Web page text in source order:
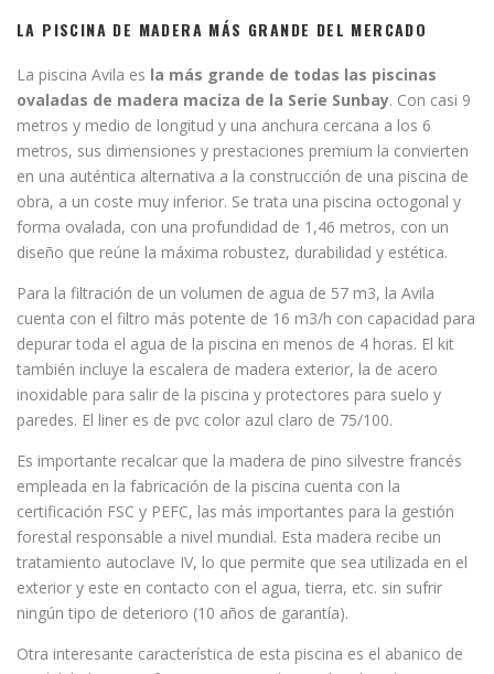
LA PISCINA DE MADERA MÁS GRANDE DEL MERCADO
La piscina Avila es la más grande de todas las piscinas
ovaladas de madera maciza de la Serie Sunbay. Con casi 9
metros y medio de longitud y una anchura cercana a los 6
metros, sus dimensiones y prestaciones premium la convierten
en una auténtica alternativa a la construcción de una piscina de
obra, a un coste muy inferior. Se trata una piscina octogonal y
forma ovalada, con una profundidad de 1,46 metros, con un
diseño que reúne la máxima robustez, durabilidad y estética.
Para la filtración de un volumen de agua de 57 m3, la Avila
cuenta con el filtro más potente de 16 m3/h con capacidad para
depurar toda el agua de la piscina en menos de 4 horas. El kit
también incluye la escalera de madera exterior, la de acero
inoxidable para salir de la piscina y protectores para suelo y
paredes. El liner es de pvc color azul claro de 75/100.
Es importante recalcar que la madera de pino silvestre francés
empleada en la fabricación de la piscina cuenta con la
certificación FSC y PEFC, las más importantes para la gestión
forestal responsable a nivel mundial. Esta madera recibe un
tratamiento autoclave IV, lo que permite que sea utilizada en el
exterior y este en contacto con el agua, tierra, etc. sin sufrir
ningún tipo de deterioro (10 años de garantía).
Otra interesante característica de esta piscina es el abanico de